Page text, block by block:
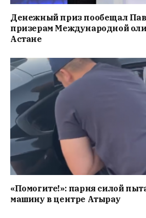
Денежный приз пообещал
призерам Международной
Астане
«Помогите!»: парня силой
машину в центре Атырау